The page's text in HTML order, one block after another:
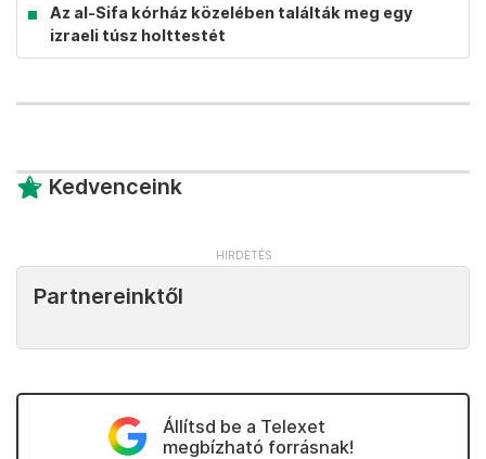
Az al-Sifa kórház közelében találták meg egy
izraeli túsz holttestét
Kedvenceink
Partnereinktől
Állítsd be a Telexet
megbízható forrásnak!